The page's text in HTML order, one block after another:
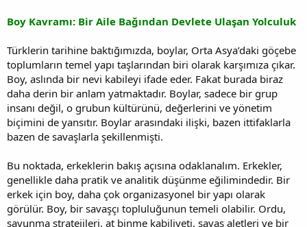
Boy Kavramı: Bir Aile Bağından Devlete Ulaşan Yolculuk
Türklerin tarihine baktığımızda, boylar, Orta Asya’daki göçebe
toplumların temel yapı taşlarından biri olarak karşımıza çıkar.
Boy, aslında bir nevi kabileyi ifade eder. Fakat burada biraz
daha derin bir anlam yatmaktadır. Boylar, sadece bir grup
insanı değil, o grubun kültürünü, değerlerini ve yönetim
biçimini de yansıtır. Boylar arasındaki ilişki, bazen ittifaklarla
bazen de savaşlarla şekillenmişti.
Bu noktada, erkeklerin bakış açısına odaklanalım. Erkekler,
genellikle daha pratik ve analitik düşünme eğilimindedir. Bir
erkek için boy, daha çok organizasyonel bir yapı olarak
görülür. Boy, bir savaşçı topluluğunun temeli olabilir. Ordu,
savunma stratejileri, at binme kabiliyeti, savaş aletleri ve bir